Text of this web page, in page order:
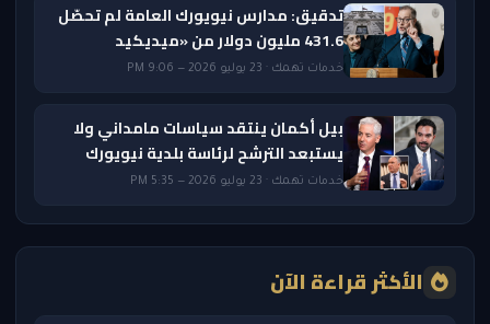
تدقيق: مدارس نيويورك العامة لم تحصّل
431.6 مليون دولار من «ميديكيد
خدمات تهمك · 23 يوليو 2026 — 9:06 PM
بيل أكمان ينتقد سياسات مامداني ولا
يستبعد الترشح لرئاسة بلدية نيويورك
خدمات تهمك · 23 يوليو 2026 — 5:35 PM
الأكثر قراءة الآن